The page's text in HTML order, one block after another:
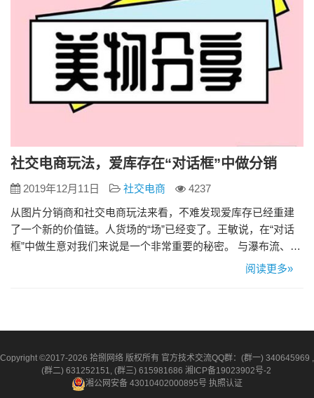
社交电商玩法，爱库存在“对话框”中做分销
2019年12月11日 社交电商
4237
从图片分销商和社交电商玩法来看，不难发现爱库存已经重建
了一个新的价值链。人货场的“场”已经变了。王敏说，在“对话
框”中做生意对我们来说是一个非常重要的秘密。 与瀑布流、九
宫格和点击链接跳到其他平台相比，“对话框”方法更直接，可以
“…
阅读更多»
Copyright ©2017-2026 拾捌网络 版权所有 官方技术交流QQ群：(群一) 340645969 ,
(群二) 631252151, (群三) 615981686 湘ICP备19023902号-2
湘公网安备 43010402000895号 执照认证